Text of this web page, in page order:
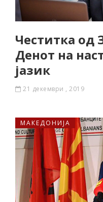
Честитка од
Денот на
јазик
21 декември , 2019
МАКЕДОНИЈА